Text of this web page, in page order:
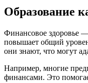
Образование
Финансовое здоровье
повышает общий
они знают, что могут
Например, многие
финансами. Это